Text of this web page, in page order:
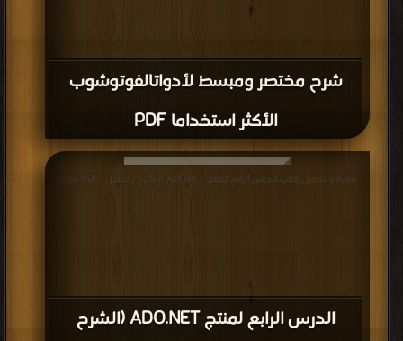
شرح مختصر ومبسط لأدواتالفوتوشوب
الأكثر استخداما PDF
الدرس الرابع لمنتج ADO.NET (الشرح
قراءة و تحميل كتاب الدرس الرابع لمنتج ADO.NET (الشرح بالداخل) PDF مجانا